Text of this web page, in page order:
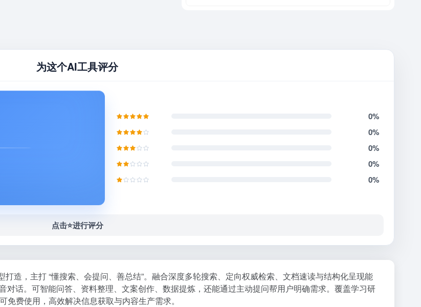
为这个AI工具评分
0%
0%
0%
0%
0%
点击⭐️进行评分
造，主打 “懂搜索、会提问、善总结”。融合深度多轮搜索、定向权威检索、文档速读与结构化呈现能
话。可智能问答、资料整理、文案创作、数据提炼，还能通过主动提问帮用户明确需求。覆盖学习研
费使用，高效解决信息获取与内容生产需求。